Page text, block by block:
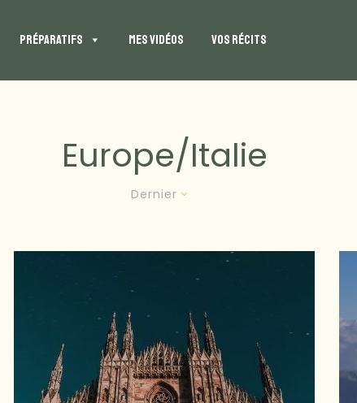
PRÉPARATIFS MES VIDÉOS VOS RÉCITS
Europe/italie
Dernier